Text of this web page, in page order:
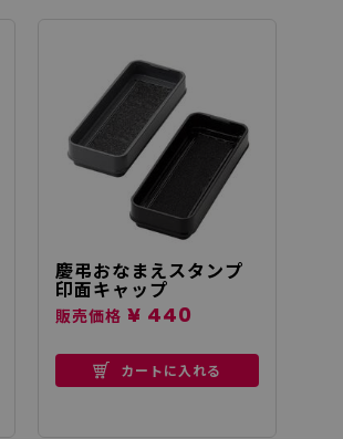
慶弔おなまえスタンプ
印面キャップ
販売価格 ¥ 440
カートに入れる